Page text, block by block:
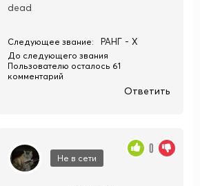
dead
Следующее звание: РАНГ - X
До следующего звания
Пользователю осталось 61
комментарий
Ответить
Не в сети
0